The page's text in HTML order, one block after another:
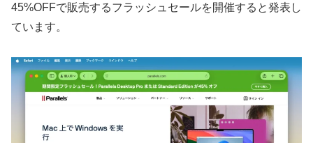
45%OFFで販売するフラッシュセールを開催すると発表し
ています。